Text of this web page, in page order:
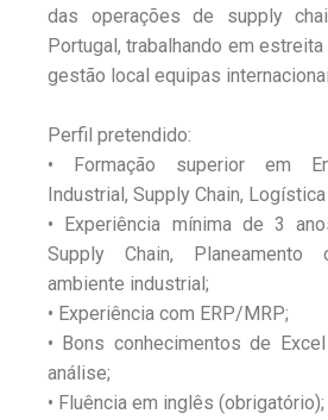
das operações de supply
Portugal, trabalhando em
gestão local equipas
Perfil pretendido:
• Formação superior em
Industrial, Supply Chain,
• Experiência mínima de 3
Supply Chain,
ambiente industrial;
• Experiência com ERP/MRP;
• Bons conhecimentos de
análise;
• Fluência em inglês (obrigatório);